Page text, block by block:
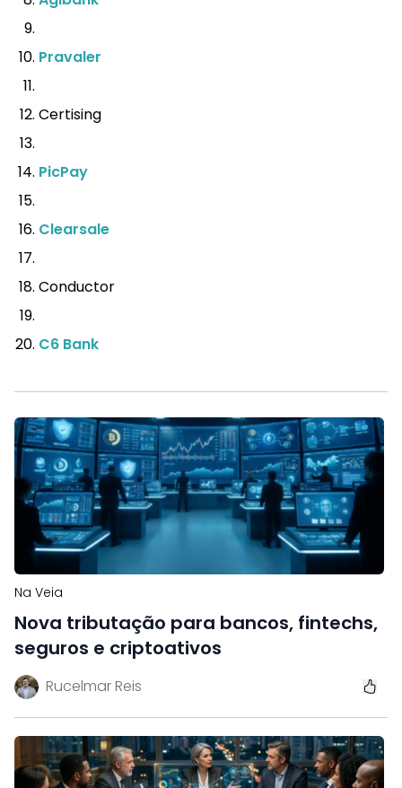
Pravaler
Certising
PicPay
Clearsale
Conductor
C6 Bank
Na Veia
Nova tributação para bancos, fintechs,
seguros e criptoativos
Rucelmar Reis